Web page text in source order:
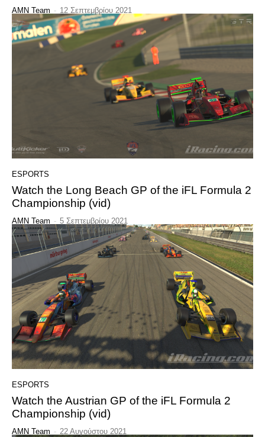
AMN Team - 12 Σεπτεμβρίου 2021
ESPORTS
Watch the Long Beach GP of the iFL Formula 2
Championship (vid)
AMN Team - 5 Σεπτεμβρίου 2021
ESPORTS
Watch the Austrian GP of the iFL Formula 2
Championship (vid)
AMN Team - 22 Αυγούστου 2021